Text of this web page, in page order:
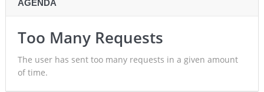
AGENDA
Too Many Requests
The user has sent too many requests in a given amount
of time.